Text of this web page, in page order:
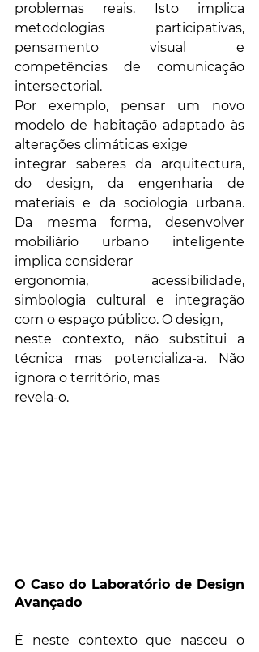
problemas reais. Isto implica
metodologias participativas,
pensamento visual e
competências de comunicação
intersectorial.
Por exemplo, pensar um novo
modelo de habitação adaptado às
alterações climáticas exige
integrar saberes da arquitectura,
do design, da engenharia de
materiais e da sociologia urbana.
Da mesma forma, desenvolver
mobiliário urbano inteligente
implica considerar
ergonomia, acessibilidade,
simbologia cultural e integração
com o espaço público. O design,
neste contexto, não substitui a
técnica mas potencializa-a. Não
ignora o território, mas
revela-o.
O Caso do Laboratório de Design
Avançado